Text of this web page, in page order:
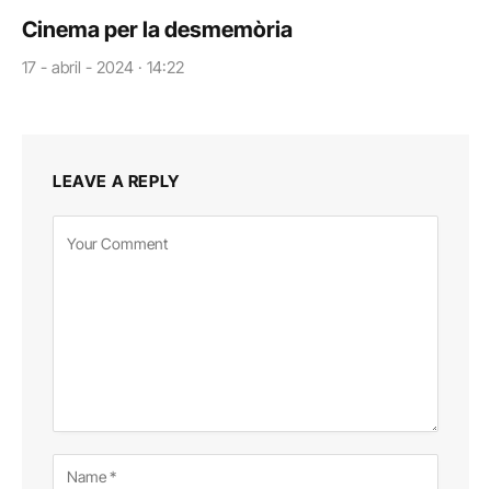
Cinema per la desmemòria
17 - abril - 2024 · 14:22
LEAVE A REPLY